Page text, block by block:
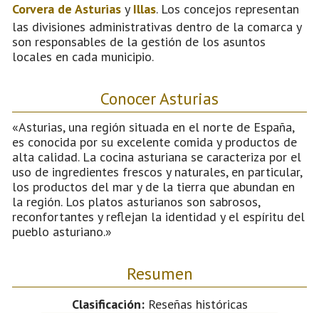
Corvera de Asturias y Illas. Los concejos representan
las divisiones administrativas dentro de la comarca y
son responsables de la gestión de los asuntos
locales en cada municipio.
Conocer Asturias
«Asturias, una región situada en el norte de España,
es conocida por su excelente comida y productos de
alta calidad. La cocina asturiana se caracteriza por el
uso de ingredientes frescos y naturales, en particular,
los productos del mar y de la tierra que abundan en
la región. Los platos asturianos son sabrosos,
reconfortantes y reflejan la identidad y el espíritu del
pueblo asturiano.»
Resumen
Clasificación:Reseñas históricas